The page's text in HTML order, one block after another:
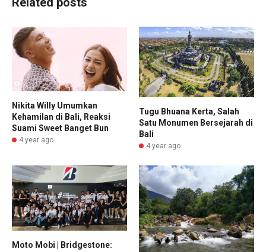
Nikita Willy Umumkan
Kehamilan di Bali, Reaksi
Suami Sweet Banget Bun
4 year ago
Tugu Bhuana Kerta, Salah
Satu Monumen Bersejarah di
Bali
4 year ago
Moto Mobi | Bridgestone: